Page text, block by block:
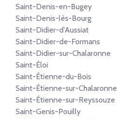
Saint-Denis-en-Bugey
Saint-Denis-lès-Bourg
Saint-Didier-d'Aussiat
Saint-Didier-de-Formans
Saint-Didier-sur-Chalaronne
Saint-Éloi
Saint-Étienne-du-Bois
Saint-Étienne-sur-Chalaronne
Saint-Étienne-sur-Reyssouze
Saint-Genis-Pouilly